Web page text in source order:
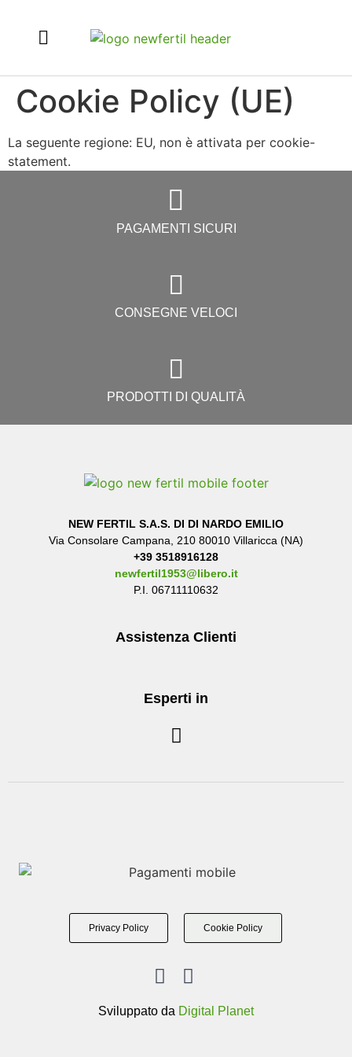
Cookie Policy (UE)
La seguente regione: EU, non è attivata per cookie-
statement.
PAGAMENTI SICURI
CONSEGNE VELOCI
PRODOTTI DI QUALITÀ
NEW FERTIL S.A.S. DI DI NARDO EMILIO
Via Consolare Campana, 210 80010 Villaricca (NA)
+39 3518916128
newfertil1953@libero.it
P.I. 06711110632
Assistenza Clienti
Esperti in
Privacy Policy Cookie Policy
Sviluppato da Digital Planet